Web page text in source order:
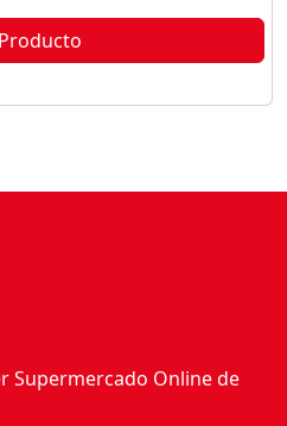
Supermercado Online de